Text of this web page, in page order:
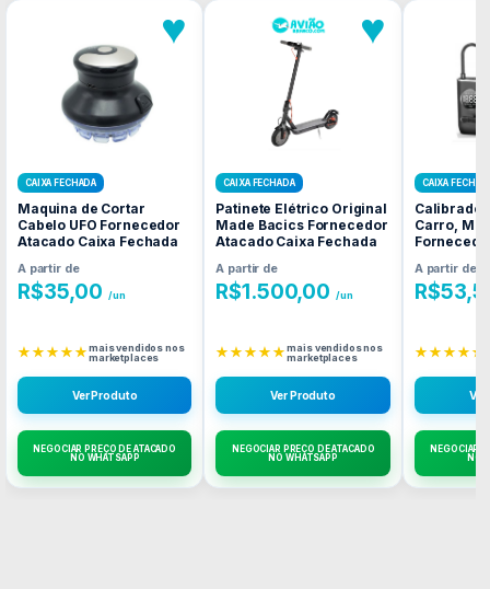
♥
CAIXA FECHADA
Maquina de Cortar
Cabelo UFO Fornecedor
Atacado Caixa Fechada
A partir de
R$35,00 /un
★★★★★mais vendidos nos
marketplaces
Ver Produto
NEGOCIAR PREÇO DE ATACADO
NO WHATSAPP
♥
CAIXA FECHADA
Patinete Elétrico Original
Made Bacics Fornecedor
Atacado Caixa Fechada
A partir de
R$1.500,00 /un
★★★★★mais vendidos nos
marketplaces
Ver Produto
NEGOCIAR PREÇO DE ATACADO
NO WHATSAPP
CAIXA
Calibrador
Carro,
A partir de
R$
★★★★★
NEGOCIAR
NO